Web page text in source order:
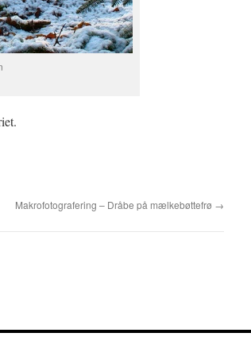
Makrofotografering – Dråbe på mælkebøttefrø →